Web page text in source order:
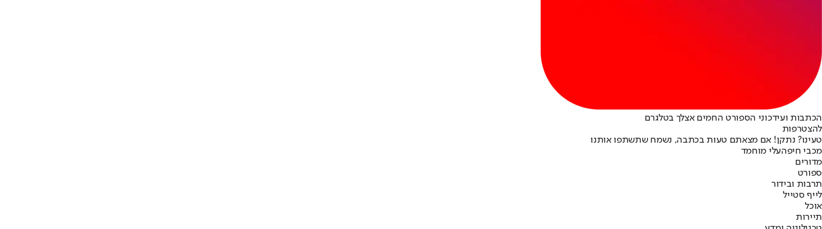
הכתבות ועידכוני הספורט החמים אצלך בטלגרם
להצטרפות
טעינו? נתקן! אם מצאתם טעות בכתבה, נשמח שתשתפו אותנו
מכבי חיפהעלי מוחמד
מדורים
ספורט
תרבות ובידור
לייף סטייל
אוכל
תיירות